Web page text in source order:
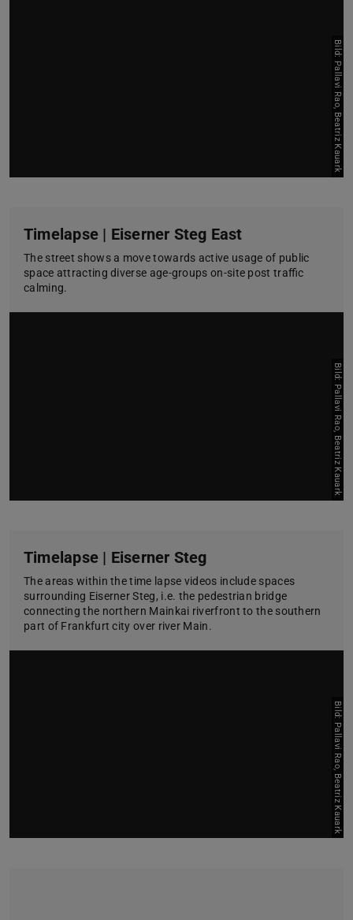
Bild: Pallavi Rao, Beatriz Kauark
Timelapse | Eiserner Steg East
The street shows a move towards active usage of public
space attracting diverse age-groups on-site post traffic
calming.
Bild: Pallavi Rao, Beatriz Kauark
Timelapse | Eiserner Steg
The areas within the time lapse videos include spaces
surrounding Eiserner Steg, i.e. the pedestrian bridge
connecting the northern Mainkai riverfront to the southern
part of Frankfurt city over river Main.
Bild: Pallavi Rao, Beatriz Kauark